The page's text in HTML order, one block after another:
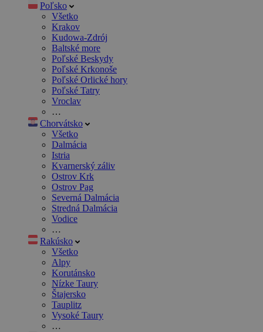
Poľsko
Všetko
Krakov
Kudowa-Zdrój
Baltské more
Poľské Beskydy
Poľské Krkonoše
Poľské Orlické hory
Poľské Tatry
Vroclav
…
Chorvátsko
Všetko
Dalmácia
Istria
Kvarnerský záliv
Ostrov Krk
Ostrov Pag
Severná Dalmácia
Stredná Dalmácia
Vodice
…
Rakúsko
Všetko
Alpy
Korutánsko
Nízke Taury
Štajersko
Tauplitz
Vysoké Taury
…